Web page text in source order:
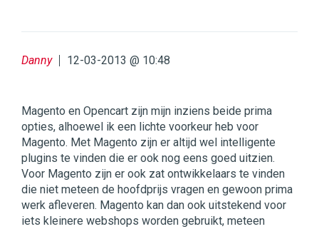
Danny 12-03-2013 @ 10:48
Magento en Opencart zijn mijn inziens beide prima
opties, alhoewel ik een lichte voorkeur heb voor
Magento. Met Magento zijn er altijd wel intelligente
plugins te vinden die er ook nog eens goed uitzien.
Voor Magento zijn er ook zat ontwikkelaars te vinden
die niet meteen de hoofdprijs vragen en gewoon prima
werk afleveren. Magento kan dan ook uitstekend voor
iets kleinere webshops worden gebruikt, meteen